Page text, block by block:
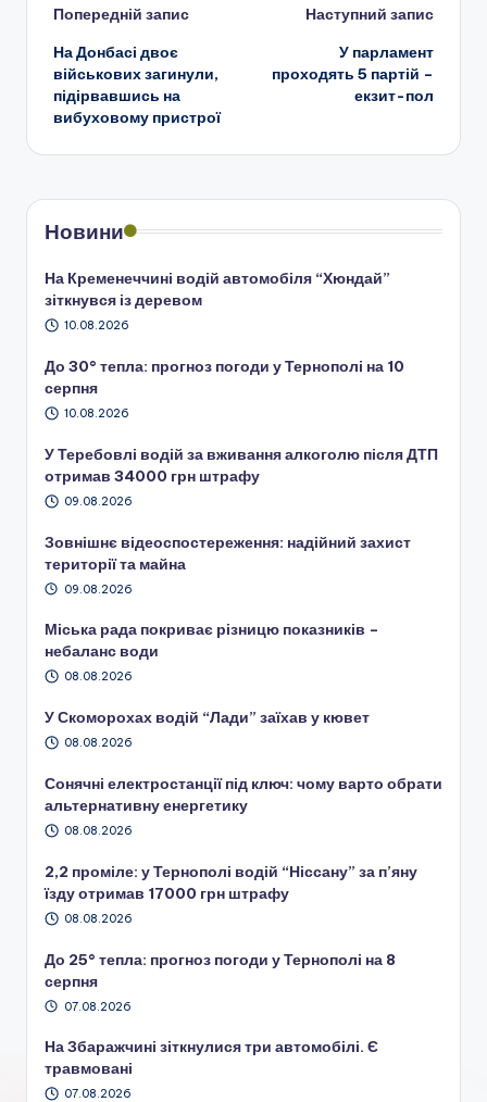
Навігація
по
запису
Попередній запис
На Донбасі двоє
військових загинули,
підірвавшись на
вибуховому пристрої
Наступний запис
У парламент
проходять 5 партій –
екзит-пол
Новини
На Кременеччині водій автомобіля “Хюндай”
зіткнувся із деревом
10.08.2026
До 30° тепла: прогноз погоди у Тернополі на 10
серпня
10.08.2026
У Теребовлі водій за вживання алкоголю після ДТП
отримав 34000 грн штрафу
09.08.2026
Зовнішнє відеоспостереження: надійний захист
території та майна
09.08.2026
Міська рада покриває різницю показників –
небаланс води
08.08.2026
У Скоморохах водій “Лади” заїхав у кювет
08.08.2026
Сонячні електростанції під ключ: чому варто обрати
альтернативну енергетику
08.08.2026
2,2 проміле: у Тернополі водій “Ніссану” за п’яну
їзду отримав 17000 грн штрафу
08.08.2026
До 25° тепла: прогноз погоди у Тернополі на 8
серпня
07.08.2026
На Збаражчині зіткнулися три автомобілі. Є
травмовані
07.08.2026